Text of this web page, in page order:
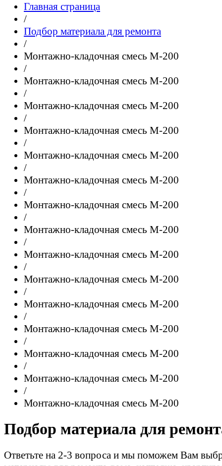
Главная страница
/
Подбор материала для ремонта
/
Монтажно-кладочная смесь М-200
/
Монтажно-кладочная смесь М-200
/
Монтажно-кладочная смесь М-200
/
Монтажно-кладочная смесь М-200
/
Монтажно-кладочная смесь М-200
/
Монтажно-кладочная смесь М-200
/
Монтажно-кладочная смесь М-200
/
Монтажно-кладочная смесь М-200
/
Монтажно-кладочная смесь М-200
/
Монтажно-кладочная смесь М-200
/
Монтажно-кладочная смесь М-200
/
Монтажно-кладочная смесь М-200
/
Монтажно-кладочная смесь М-200
/
Монтажно-кладочная смесь М-200
/
Монтажно-кладочная смесь М-200
Подбор материала для
Ответьте на 2-3 вопроса и мы поможем Вам